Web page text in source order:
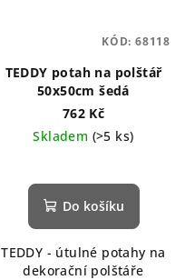
TEDDY potah na polštář
50x50cm šedá
762 Kč
Skladem (>5 ks)
Do košíku
TEDDY - útulné potahy na
dekorační polštáře
KÓD: 68118